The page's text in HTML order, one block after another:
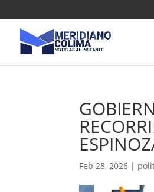
Feb 28, 2026 |